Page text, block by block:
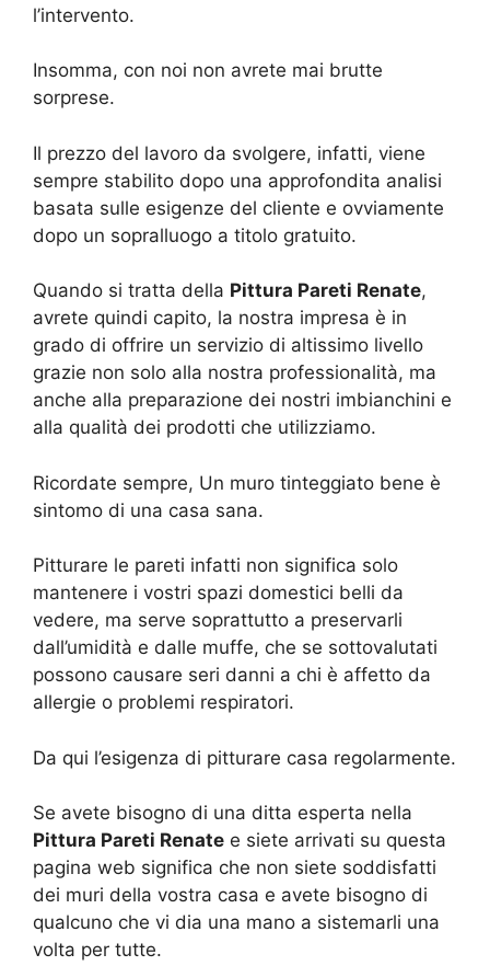
l’intervento.
Insomma, con noi non avrete mai brutte
sorprese.
Il prezzo del lavoro da svolgere, infatti, viene
sempre stabilito dopo una approfondita analisi
basata sulle esigenze del cliente e ovviamente
dopo un sopralluogo a titolo gratuito.
Quando si tratta della Pittura Pareti Renate,
avrete quindi capito, la nostra impresa è in
grado di offrire un servizio di altissimo livello
grazie non solo alla nostra professionalità, ma
anche alla preparazione dei nostri imbianchini e
alla qualità dei prodotti che utilizziamo.
Ricordate sempre, Un muro tinteggiato bene è
sintomo di una casa sana.
Pitturare le pareti infatti non significa solo
mantenere i vostri spazi domestici belli da
vedere, ma serve soprattutto a preservarli
dall’umidità e dalle muffe, che se sottovalutati
possono causare seri danni a chi è affetto da
allergie o problemi respiratori.
Da qui l’esigenza di pitturare casa regolarmente.
Se avete bisogno di una ditta esperta nella
Pittura Pareti Renate e siete arrivati su questa
pagina web significa che non siete soddisfatti
dei muri della vostra casa e avete bisogno di
qualcuno che vi dia una mano a sistemarli una
volta per tutte.